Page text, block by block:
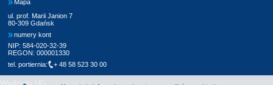
Mapa
ul. prof. Marii Janion 7
80-309 Gdańsk
numery kont
NIP: 584-020-32-39
REGON: 000001330
tel. portiernia:
+ 48 58 523 30 00